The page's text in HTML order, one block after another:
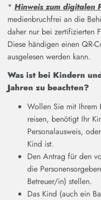
* Hinweis zum digitalen
medienbruchfrei an die
daher nur bei zertifizierten
Diese händigen einen QR-
ausgelesen werden kann.
Was ist bei Kindern
Jahren zu beachten?
Wollen Sie mit Ihrem
reisen, benötigt Ihr
Personalausweis,
Kind ist.
Den Antrag für den
die
Betreuer/in) stellen.
Das Kind (auch ein